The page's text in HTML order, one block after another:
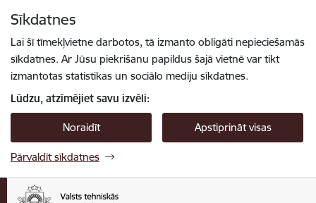
Sīkdatnes
Lai šī tīmekļvietne darbotos, tā izmanto obligāti nepieciešamās
sīkdatnes. Ar Jūsu piekrišanu papildus šajā vietnē var tikt
izmantotas statistikas un sociālo mediju sīkdatnes.
Lūdzu, atzīmējiet savu izvēli:
Noraidīt Apstiprināt visas
Pārvaldīt sīkdatnes